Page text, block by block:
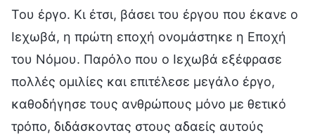
Του έργο. Κι έτσι, βάσει του έργου που έκανε ο
Ιεχωβά, η πρώτη εποχή ονομάστηκε η Εποχή
του Νόμου. Παρόλο που ο Ιεχωβά εξέφρασε
πολλές ομιλίες και επιτέλεσε μεγάλο έργο,
καθοδήγησε τους ανθρώπους μόνο με θετικό
τρόπο, διδάσκοντας στους αδαείς αυτούς